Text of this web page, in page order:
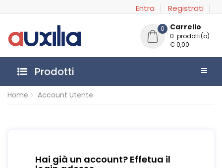
Entra Registrati
0 Carrello
0 prodotti(o)
€ 0,00
Prodotti
Home Account Utente
Hai già un account? Effetua il